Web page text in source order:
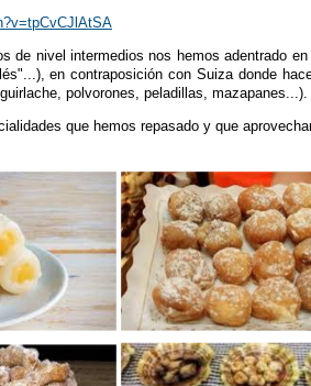
de nivel intermedios nos hemos adentrado
en contraposición con Suiza donde
polvorones, peladillas, mazapanes...).
que hemos repasado y que